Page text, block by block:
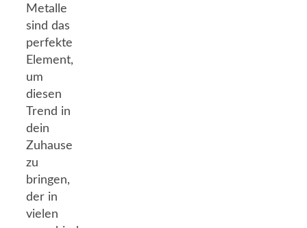
Metalle
sind das
perfekte
Element,
um
diesen
Trend in
dein
Zuhause
zu
bringen,
der in
vielen